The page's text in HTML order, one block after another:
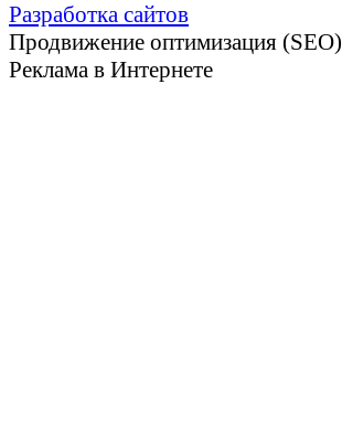
Разработка сайтов
Продвижение оптимизация (SEO)
Реклама в Интернете